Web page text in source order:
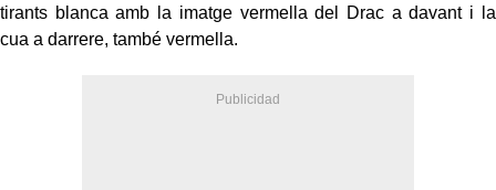
tirants blanca amb la imatge vermella del Drac a davant i la
cua a darrere, també vermella.